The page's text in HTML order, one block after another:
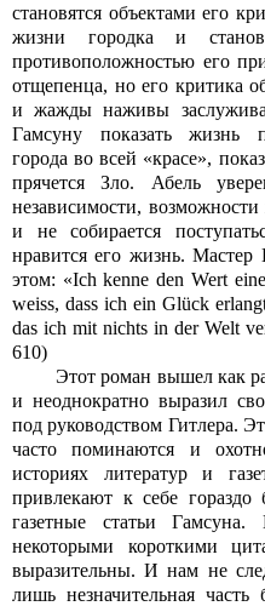
становятся объектами его
жизни городка и
противоположностью его
отщепенца, но его критика
и жажды наживы
Гамсуну показать жизнь
города во всей «красе»,
прячется Зло. Абель
независимости,
и не собирается
нравится его жизнь.Мастер
этом: «Ich kenne den Wert
weiss, dass ich ein Glück
das ich mit nichts in der Welt
610)
Этот роман вышел как
и неоднократно выразил
под руководством Гитлера.
часто поминаются и
историях литератур и
привлекают к себе
газетные статьи
некоторыми короткими
выразительны. И нам не
лишь незначительная часть